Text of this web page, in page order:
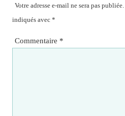
Votre adresse e-mail ne sera pas publiée.
indiqués avec *
Commentaire *